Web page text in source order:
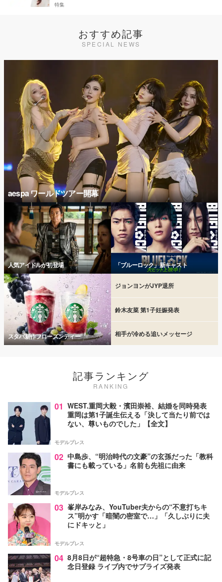
特集
おすすめ記事
SPECIAL NEWS
aespa ワールドツアー開幕
人気アイドルが初登場 「ブルーロック」新キャスト
スタバ新作フローズンティー
ジョンヨンがJYP退所
鈴木友菜 第1子妊娠発表
相手が冷める追いメッセージ
記事ランキング
RANKING
01 WEST.重岡大毅・濱田崇裕、結婚を同時発表
重岡は第1子誕生伝える「決して当たり前では
ない、尊いものでした」【全文】
モデルプレス
02 中島歩、“明治時代の文豪”の玄孫だった「教科
書にも載っている」名前も先祖に由来
モデルプレス
03 峯岸みなみ、YouTuber夫からの“不意打ちキ
ス”明かす「暗闇の密室で…」「久しぶりに夫
にドキッと」
モデルプレス
04 8月8日が“超特急・8号車の日”として正式に記
念日登録 ライブ内でサプライズ発表